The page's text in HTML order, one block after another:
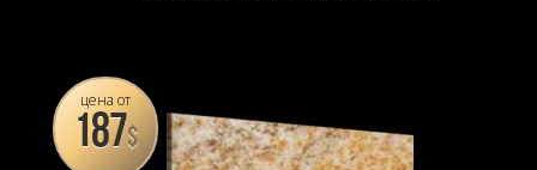
цена от
187$